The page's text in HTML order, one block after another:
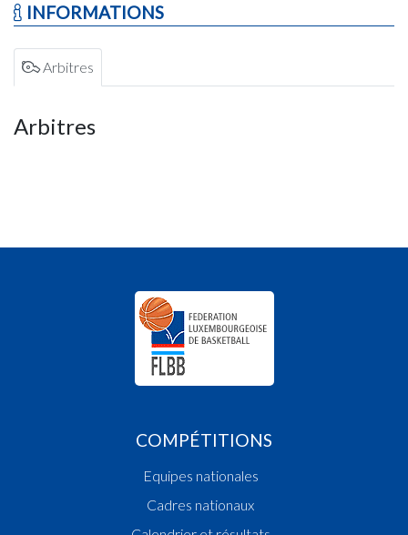
INFORMATIONS
Arbitres
Arbitres
COMPÉTITIONS
Equipes nationales
Cadres nationaux